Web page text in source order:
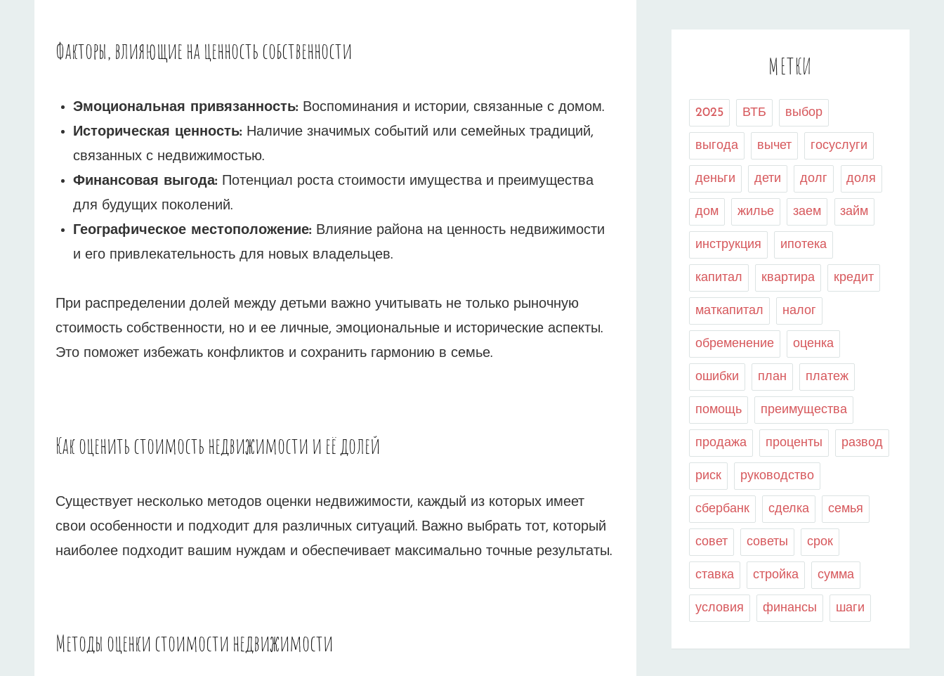
Факторы, влияющие на ценность собственности
Эмоциональная привязанность: Воспоминания и истории, связанные с домом.
Историческая ценность: Наличие значимых событий или семейных традиций,
связанных с недвижимостью.
Финансовая выгода: Потенциал роста стоимости имущества и преимущества
для будущих поколений.
Географическое местоположение: Влияние района на ценность недвижимости
и его привлекательность для новых владельцев.
При распределении долей между детьми важно учитывать не только рыночную
стоимость собственности, но и ее личные, эмоциональные и исторические аспекты.
Это поможет избежать конфликтов и сохранить гармонию в семье.
Как оценить стоимость недвижимости и её долей
Существует несколько методов оценки недвижимости, каждый из которых имеет
свои особенности и подходит для различных ситуаций. Важно выбрать тот, который
наиболее подходит вашим нуждам и обеспечивает максимально точные результаты.
Методы оценки стоимости недвижимости
МЕТКИ
2025 ВТБ выбор
выгода вычет госуслуги
деньги дети долг доля
дом жилье заем займ
инструкция ипотека
капитал квартира кредит
маткапитал налог
обременение оценка
ошибки план платеж
помощь преимущества
продажа проценты развод
риск руководство
сбербанк сделка семья
совет советы срок
ставка стройка сумма
условия финансы шаги